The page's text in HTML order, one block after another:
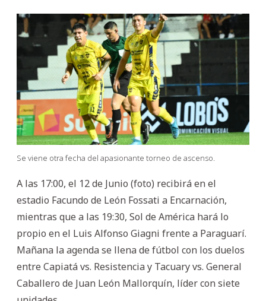
Se viene otra fecha del apasionante torneo de ascenso.
A las 17:00, el 12 de Junio (foto) recibirá en el
estadio Facundo de León Fossati a Encarnación,
mientras que a las 19:30, Sol de América hará lo
propio en el Luis Alfonso Giagni frente a Paraguarí.
Mañana la agenda se llena de fútbol con los duelos
entre Capiatá vs. Resistencia y Tacuary vs. General
Caballero de Juan León Mallorquín, líder con siete